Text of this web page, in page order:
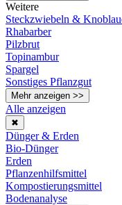
Weitere
Steckzwiebeln &
Rhabarber
Pilzbrut
Topinambur
Spargel
Sonstiges Pflanzgut
Mehr anzeigen >>
Alle anzeigen
✖
Dünger & Erden
Bio-Dünger
Erden
Pflanzenhilfsmittel
Kompostierungsmittel
Bodenanalyse